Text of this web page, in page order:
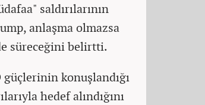
saldırılarının
anlaşma olmazsa
süreceğini belirtti.
konuşlandığı
hedef alındığını